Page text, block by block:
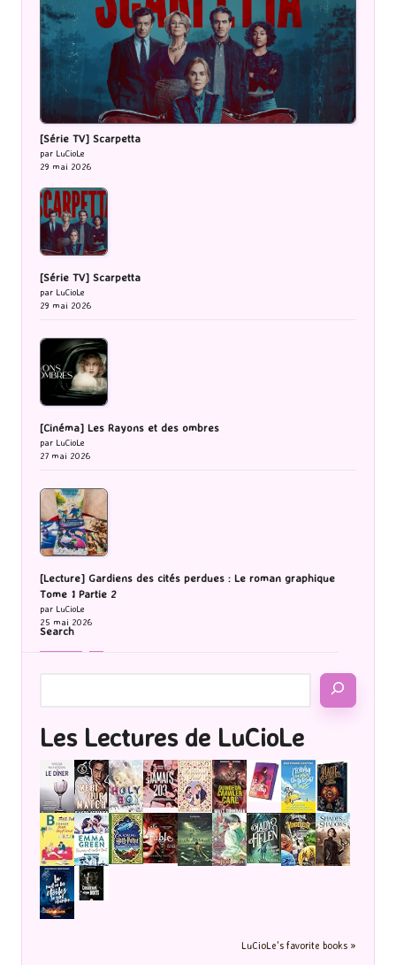
[Série TV] Scarpetta
par LuCioLe
29 mai 2026
[Série TV] Scarpetta
par LuCioLe
29 mai 2026
[Cinéma] Les Rayons et des ombres
par LuCioLe
27 mai 2026
[Lecture] Gardiens des cités perdues : Le roman graphique
Tome 1 Partie 2
par LuCioLe
25 mai 2026
Search
Les Lectures de LuCioLe
LuCioLe's favorite books »